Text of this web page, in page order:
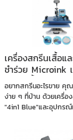
เครื่องสกรีนเสื้อแ
ชำร่วย Microink
สกรีนเสื้อขายออน
ต่ำ ได้กำไรดี
อยากสกรีนอะไรขาย คุ
ง่าย ๆ ที่บ้าน ด้วยเครื่อ
"4in1 Blue"และอุปกรณ์